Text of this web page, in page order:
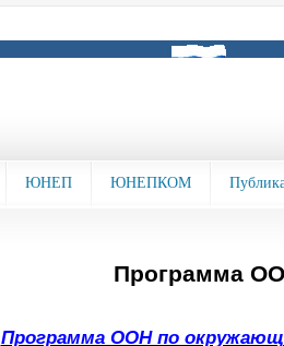
ЮНЕП ЮНЕПКОМ
Программа
Программа ООН по